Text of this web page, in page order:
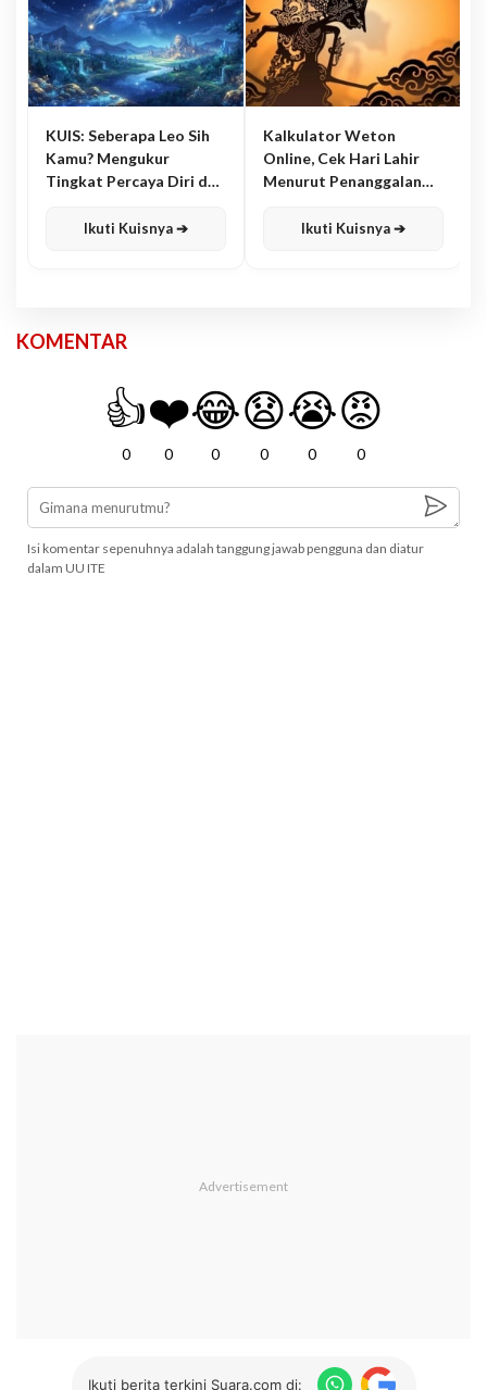
KUIS: Seberapa Leo Sih
Kamu? Mengukur
Tingkat Percaya Diri dan
Ikuti Kuisnya ➔
Kalkulator Weton
Online, Cek Hari Lahir
Menurut Penanggalan
Ikuti Kuisnya ➔
KOMENTAR
👍
0
❤️
0
😂
0
😧
0
😭
0
😡
0
Isi komentar sepenuhnya adalah tanggung jawab pengguna dan diatur
dalam UU ITE
Ikuti berita terkini Suara.com di: